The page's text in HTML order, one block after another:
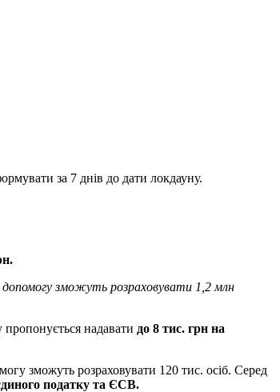
за 7 днів до дати локдауну.
зможуть розраховувати 1,2 млн
надавати до 8 тис. грн на
зможуть розраховувати 120 тис. осіб. Серед
податку та ЄСВ.